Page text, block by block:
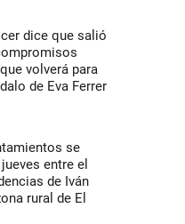
dice que salió
volverá para
de Eva Ferrer
se
entre el
de Iván
rural de El